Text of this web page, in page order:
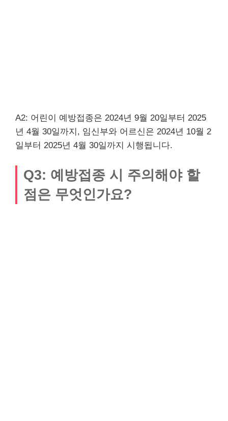
A2: 어린이 예방접종은 2024년 9월 20일부터 2025
년 4월 30일까지, 임신부와 어르신은 2024년 10월 2
일부터 2025년 4월 30일까지 시행됩니다.
Q3: 예방접종 시 주의해야 할
점은 무엇인가요?